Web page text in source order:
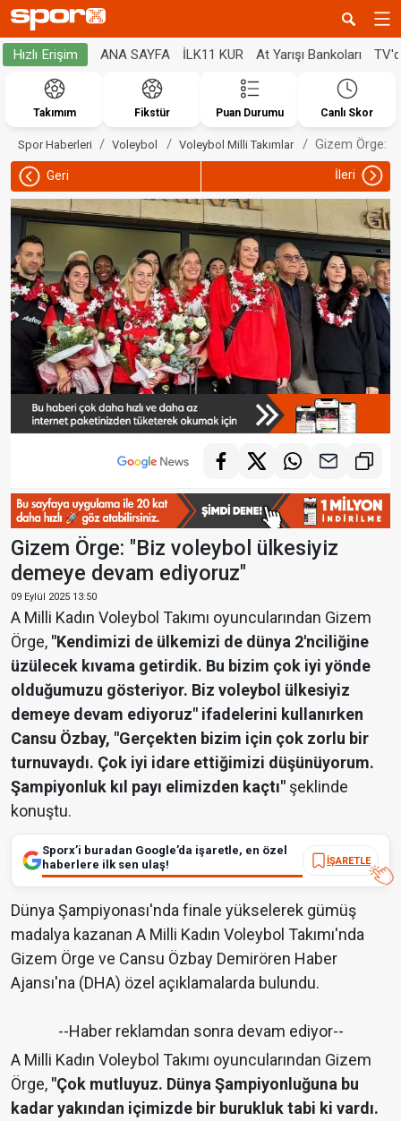
Hızlı Erişim ANA SAYFA İLK11 KUR At Yarışı Bankoları
Takımım Fikstür Puan Durumu Canlı Skor
Spor Haberleri Voleybol Voleybol Milli Takımlar Gizem Örge:
Geri İleri
Gizem Örge: "Biz voleybol ülkesiyiz
demeye devam ediyoruz"
09 Eylül 2025 13:50
A Milli Kadın Voleybol Takımı oyuncularından Gizem
Örge, "Kendimizi de ülkemizi de dünya 2'nciliğine
üzülecek kıvama getirdik. Bu bizim çok iyi yönde
olduğumuzu gösteriyor. Biz voleybol ülkesiyiz
demeye devam ediyoruz" ifadelerini kullanırken
Cansu Özbay, "Gerçekten bizim için çok zorlu bir
turnuvaydı. Çok iyi idare ettiğimizi düşünüyorum.
Şampiyonluk kıl payı elimizden kaçtı" şeklinde
konuştu.
Sporx’i buradan Google’da işaretle, en özel
haberlere ilk sen ulaş!
İŞARETLE
Dünya Şampiyonası'nda finale yükselerek gümüş
madalya kazanan A Milli Kadın Voleybol Takımı'nda
Gizem Örge ve Cansu Özbay Demirören Haber
Ajansı'na (DHA) özel açıklamalarda bulundu.
--Haber reklamdan sonra devam ediyor--
A Milli Kadın Voleybol Takımı oyuncularından Gizem
Örge, "Çok mutluyuz. Dünya Şampiyonluğuna bu
kadar yakından içimizde bir burukluk tabi ki vardı.